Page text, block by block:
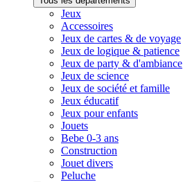
Jeux
Accessoires
Jeux de cartes & de voyage
Jeux de logique & patience
Jeux de party & d'ambiance
Jeux de science
Jeux de société et famille
Jeux éducatif
Jeux pour enfants
Jouets
Bebe 0-3 ans
Construction
Jouet divers
Peluche